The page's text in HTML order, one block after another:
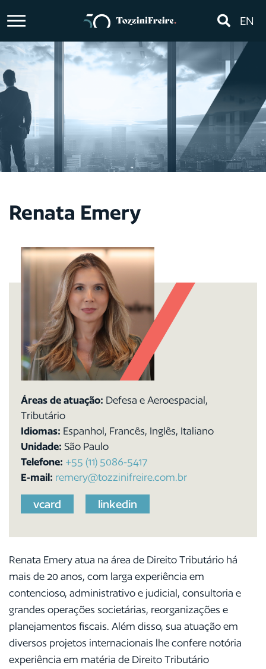
EN
Renata Emery
Áreas de atuação: Defesa e Aeroespacial,
Tributário
Idiomas: Espanhol, Francês, Inglês, Italiano
Unidade: São Paulo
Telefone: +55 (11) 5086-5417
E-mail: remery@tozzinifreire.com.br
vcard linkedin
Renata Emery atua na área de Direito Tributário há
mais de 20 anos, com larga experiência em
contencioso, administrativo e judicial, consultoria e
grandes operações societárias, reorganizações e
planejamentos fiscais. Além disso, sua atuação em
diversos projetos internacionais lhe confere notória
experiência em matéria de Direito Tributário